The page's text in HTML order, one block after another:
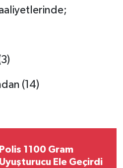
(14)
Polis 1100 Gram
Uyuşturucu Ele Geçirdi